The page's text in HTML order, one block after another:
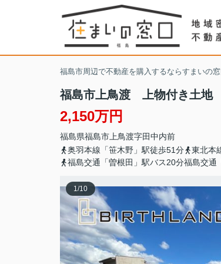
福島市周辺で不動産を購入するならすまいの
福島市上鳥渡 上物付き土地
2,150万円
福島県福島市 上鳥渡字田中内前
奥羽本線「笹木野」駅徒歩51分
東北本
福島交通「曽根田」駅バス20分福島交通
1/10